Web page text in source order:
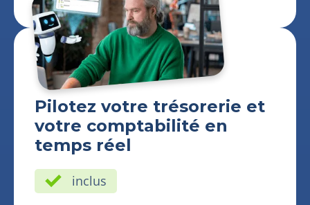
Pilotez votre trésorerie et
votre comptabilité en
temps réel
inclus